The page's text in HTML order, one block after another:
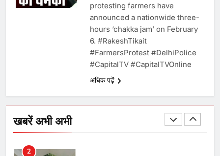
protesting farmers have
announced a nationwide three-
hours ‘chakka jam’ on February
6. #RakeshTikait​
#FarmersProtest​ #DelhiPolice​
#CapitalTV​ #CapitalTVOnline​
अधिक पढ़ें
खबरें अभी अभी
चुनाव से पहले लालू परिवार पर बड़ा झटका,
दिल्ली कोर्ट ने IRCTC घोटाले में आरोप
तय किए
SRN अस्पताल का नाम अमर शहीद ठाकुर
रोशन सिंह के नाम पर करने की मांग तेज
2